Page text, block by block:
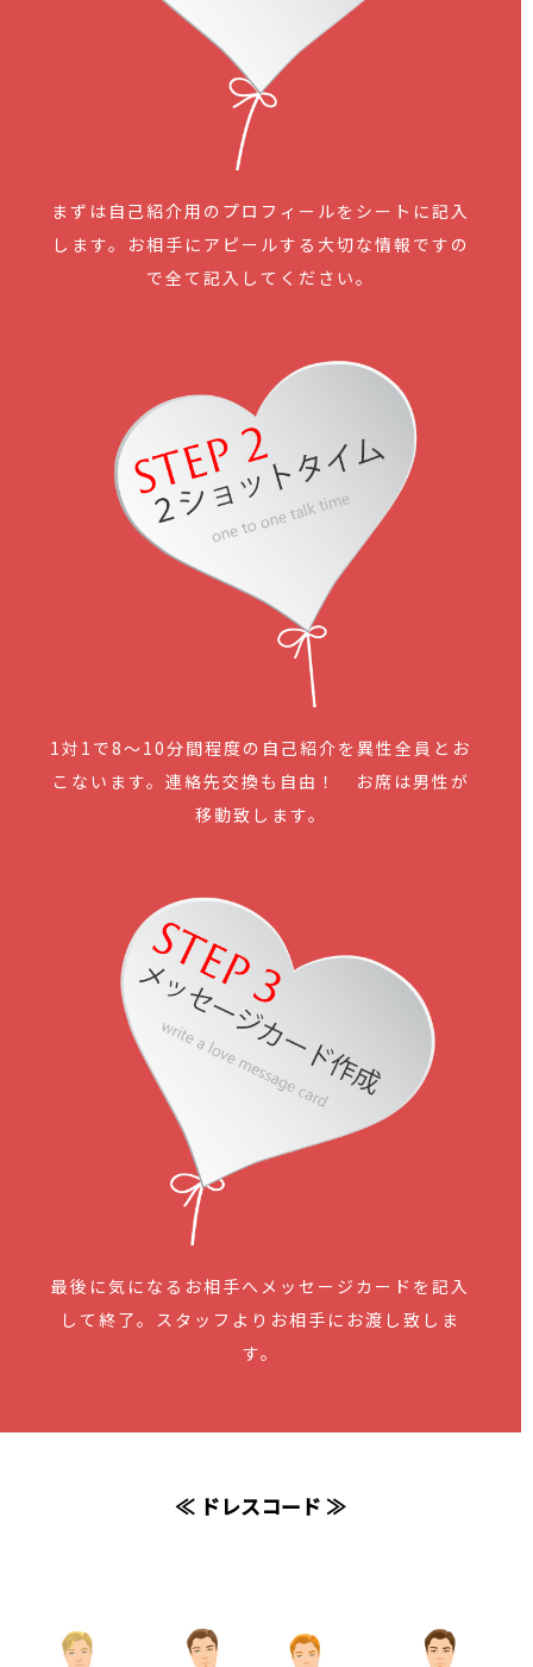
まずは自己紹介用のプロフィールをシートに記入
します。お相手にアピールする大切な情報ですの
で全て記入してください。
1対1で8～10分間程度の自己紹介を異性全員とお
こないます。連絡先交換も自由！ お席は男性が
移動致します。
最後に気になるお相手へメッセージカードを記入
して終了。スタッフよりお相手にお渡し致しま
す。
≪ ドレスコード ≫